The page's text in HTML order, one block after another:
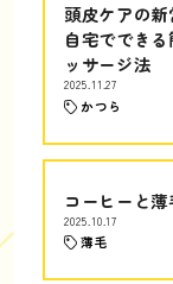
頭皮ケアの新
自宅ででき
ッサージ法
2025.11.27
かつら
コーヒーと薄
2025.10.17
薄毛